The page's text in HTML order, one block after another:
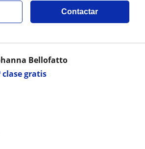
Contactar
clase gratis
Bellofatto